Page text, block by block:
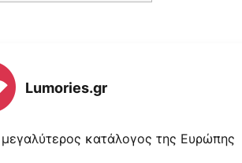
Lumories.gr
κατάλογος της Ευρώπης